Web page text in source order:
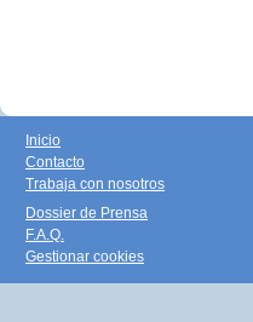
Inicio
Contacto
Trabaja con nosotros
Dossier de Prensa
F.A.Q.
Gestionar cookies